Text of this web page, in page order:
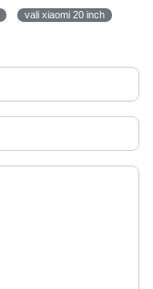
vali xiaomi 20 inch